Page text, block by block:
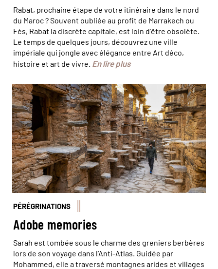
Rabat, prochaine étape de votre itinéraire dans le nord
du Maroc ? Souvent oubliée au profit de Marrakech ou
Fès, Rabat la discrète capitale, est loin d'être obsolète.
Le temps de quelques jours, découvrez une ville
impériale qui jongle avec élégance entre Art déco,
histoire et art de vivre. En lire plus
Les 90 chambres du grenier collectif d'Ighir Ifrane sont
réparties sur trois étages le long d'une allée de
50 mètres. © Cegalerba-Szwemberg/hemis
PÉRÉGRINATIONS
Adobe memories
Sarah est tombée sous le charme des greniers berbères
lors de son voyage dans l’Anti-Atlas. Guidée par
Mohammed, elle a traversé montagnes arides et villages